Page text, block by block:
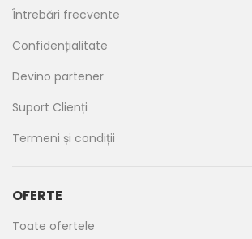
Întrebări frecvente
Confidențialitate
Devino partener
Suport Clienți
Termeni și condiții
OFERTE
Toate ofertele